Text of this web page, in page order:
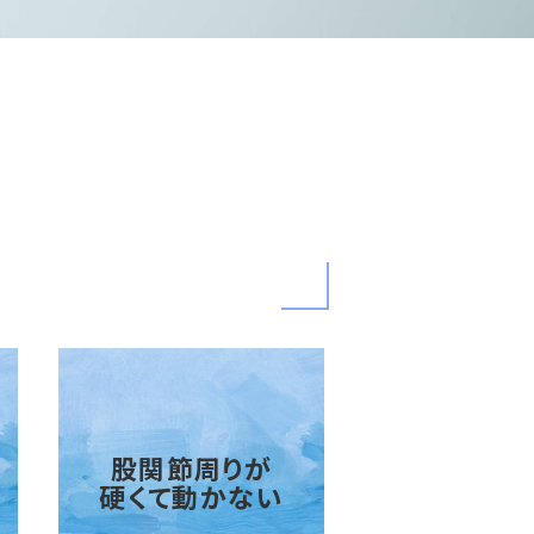
股関節周りが
硬くて動かない